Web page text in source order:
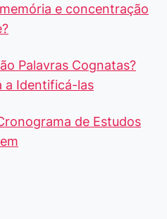
e concentração
Palavras Cognatas?
a Identificá-las
de Estudos